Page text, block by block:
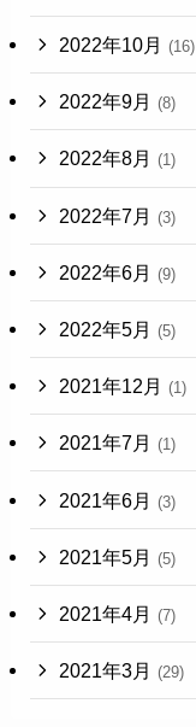
2022年10月 (16)
2022年9月 (8)
2022年8月 (1)
2022年7月 (3)
2022年6月 (9)
2022年5月 (5)
2021年12月 (1)
2021年7月 (1)
2021年6月 (3)
2021年5月 (5)
2021年4月 (7)
2021年3月 (29)